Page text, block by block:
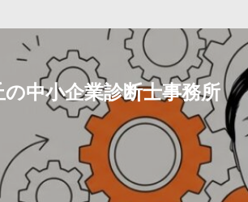
中小企業診断士事務所